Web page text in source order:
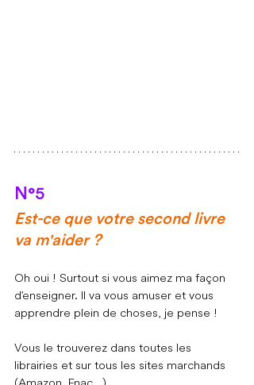
N°5
Est-ce que votre second livre
va m'aider ?
Oh oui ! Surtout si vous aimez ma façon
d'enseigner. Il va vous amuser et vous
apprendre plein de choses, je pense !
Vous le trouverez dans toutes les
librairies et sur tous les sites marchands